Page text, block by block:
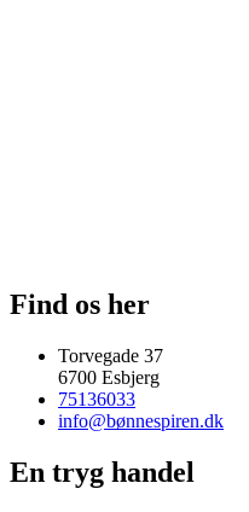
Find os her
Torvegade 37
6700 Esbjerg
75136033
info@bønnespiren.dk
En tryg handel